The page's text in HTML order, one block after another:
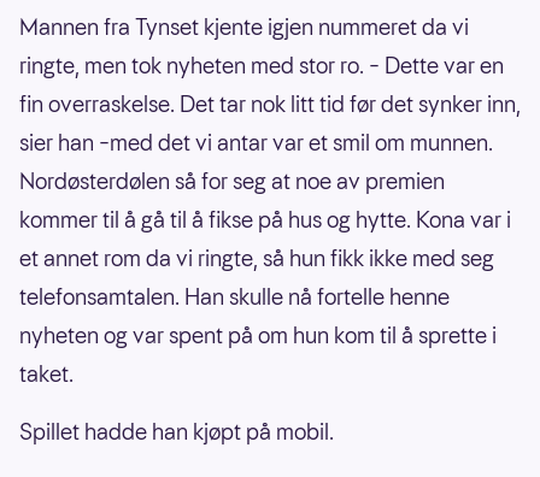
Mannen fra Tynset kjente igjen nummeret da vi
ringte, men tok nyheten med stor ro. – Dette var en
fin overraskelse. Det tar nok litt tid før det synker inn,
sier han –med det vi antar var et smil om munnen.
Nordøsterdølen så for seg at noe av premien
kommer til å gå til å fikse på hus og hytte. Kona var i
et annet rom da vi ringte, så hun fikk ikke med seg
telefonsamtalen. Han skulle nå fortelle henne
nyheten og var spent på om hun kom til å sprette i
taket.
Spillet hadde han kjøpt på mobil.